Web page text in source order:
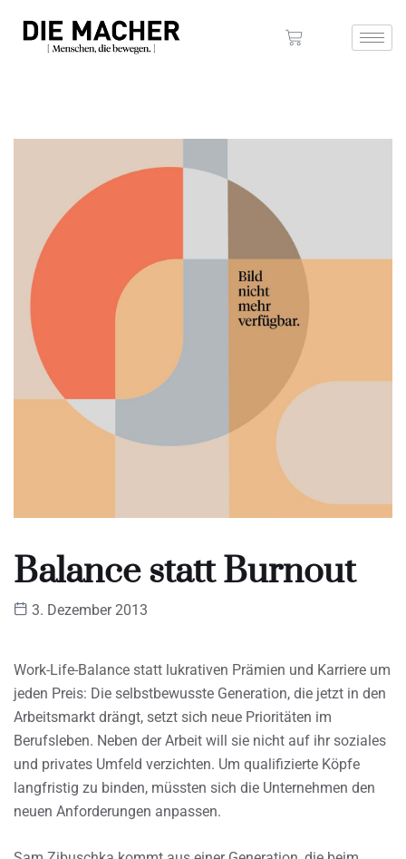
Balance statt Burnout
3. Dezember 2013
Work-Life-Balance statt lukrativen Prämien und Karriere um
jeden Preis: Die selbstbewusste Generation, die jetzt in den
Arbeitsmarkt drängt, setzt sich neue Prioritäten im
Berufsleben. Neben der Arbeit will sie nicht auf ihr soziales
und privates Umfeld verzichten. Um qualifizierte Köpfe
langfristig zu binden, müssten sich die Unternehmen den
neuen Anforderungen anpassen.